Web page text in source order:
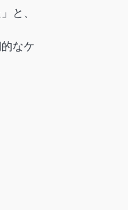
と、
なケ